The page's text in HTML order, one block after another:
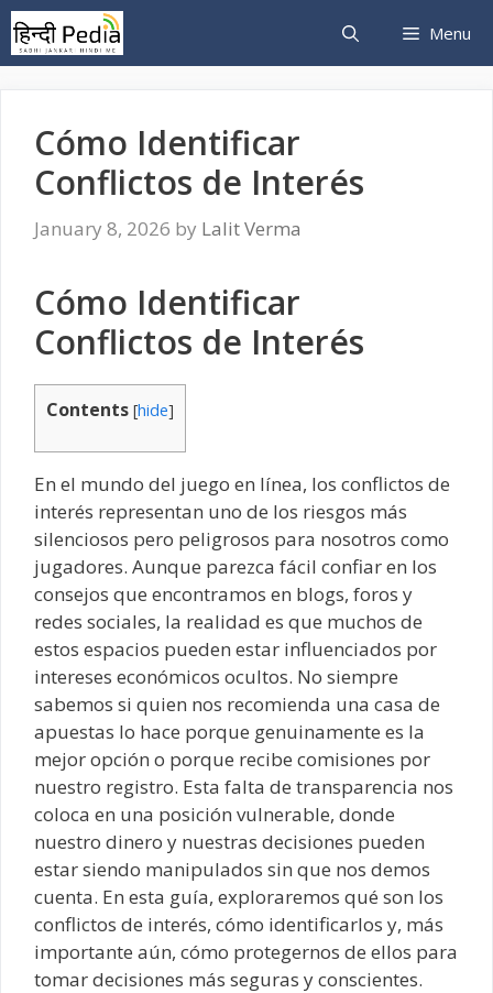
Skip
to
content
Menu
Cómo Identificar
Conflictos de Interés
January 8, 2026 by Lalit Verma
Cómo Identificar
Conflictos de Interés
Contents [hide]
En el mundo del juego en línea, los conflictos de
interés representan uno de los riesgos más
silenciosos pero peligrosos para nosotros como
jugadores. Aunque parezca fácil confiar en los
consejos que encontramos en blogs, foros y
redes sociales, la realidad es que muchos de
estos espacios pueden estar influenciados por
intereses económicos ocultos. No siempre
sabemos si quien nos recomienda una casa de
apuestas lo hace porque genuinamente es la
mejor opción o porque recibe comisiones por
nuestro registro. Esta falta de transparencia nos
coloca en una posición vulnerable, donde
nuestro dinero y nuestras decisiones pueden
estar siendo manipulados sin que nos demos
cuenta. En esta guía, exploraremos qué son los
conflictos de interés, cómo identificarlos y, más
importante aún, cómo protegernos de ellos para
tomar decisiones más seguras y conscientes.